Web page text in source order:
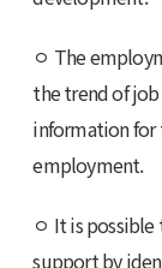
ㅇ The
the trend of job
information for
employment.
ㅇ It is
support by